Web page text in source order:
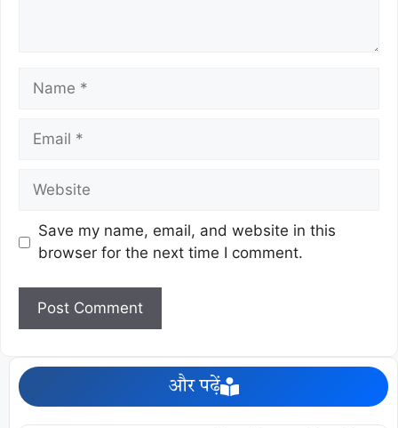
Save my name, email, and website in this
browser for the next time I comment.
और पढ़ें